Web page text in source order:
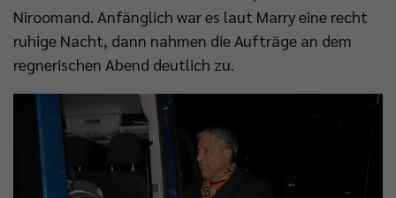
Niroomand. Anfänglich war es laut Marry eine recht
ruhige Nacht, dann nahmen die Aufträge an dem
regnerischen Abend deutlich zu.